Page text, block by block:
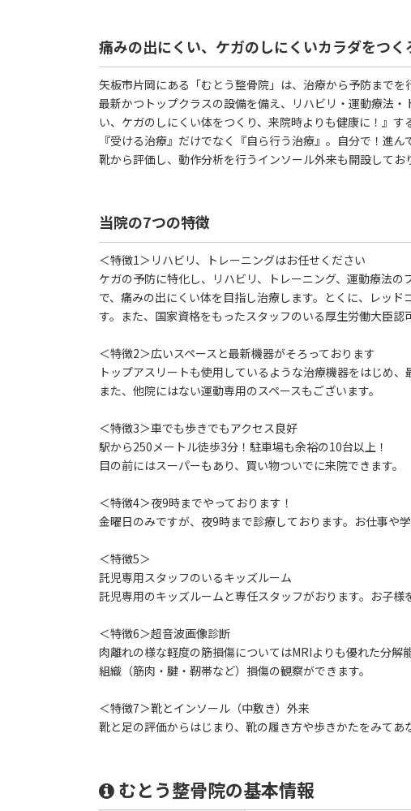
痛みの出にくい、ケガのしにくいカラダをつく
矢板市片岡にある「むとう整骨院」は、治療から予防までを
最新かつトップクラスの設備を備え、リハビリ・運動療法
い、ケガのしにくい体をつくり、来院時よりも健康に！』す
『受ける治療』だけでなく『自ら行う治療』。自分で！進ん
靴から評価し、動作分析を行うインソール外来も開設してお
当院の7つの特徴
＜特徴1＞リハビリ、トレーニングはお任せください
ケガの予防に特化し、リハビリ、トレーニング、運動療法
で、痛みの出にくい体を目指し治療します。とくに、レッ
す。また、国家資格をもったスタッフのいる厚生労働大臣認
＜特徴2＞広いスペースと最新機器がそろっております
トップアスリートも使用しているような治療機器をはじめ、
また、他院にはない運動専用のスペースもございます。
＜特徴3＞車でも歩きでもアクセス良好
駅から250メートル徒歩3分！駐車場も余裕の10台以上！
目の前にはスーパーもあり、買い物ついでに来院できます。
＜特徴4＞夜9時までやっております！
金曜日のみですが、夜9時まで診療しております。お仕事や
＜特徴5＞
託児専用スタッフのいるキッズルーム
託児専用のキッズルームと専任スタッフがおります。お子様
＜特徴6＞超音波画像診断
肉離れの様な軽度の筋損傷についてはMRIよりも優れた分
組織（筋肉・腱・靭帯など）損傷の観察ができます。
＜特徴7＞靴とインソール（中敷き）外来
靴と足の評価からはじまり、靴の履き方や歩きかたをみてあ
むとう整骨院の基本情報